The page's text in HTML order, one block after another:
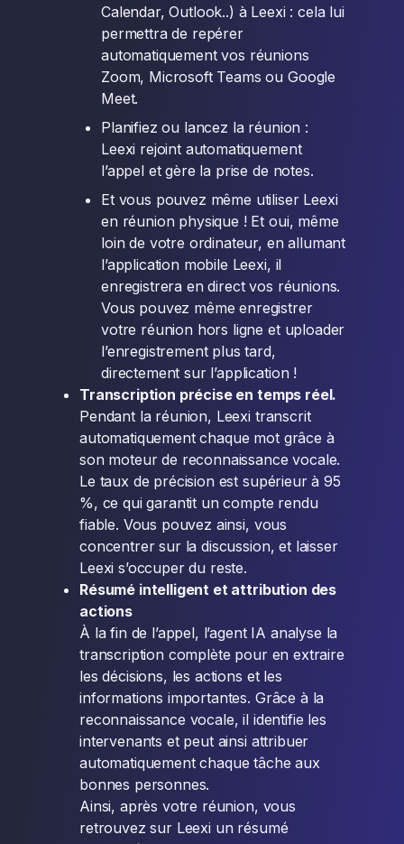
Calendar, Outlook..) à Leexi : cela lui
permettra de repérer
automatiquement vos réunions
Zoom, Microsoft Teams ou Google
Meet.
Planifiez ou lancez la réunion :
Leexi rejoint automatiquement
l’appel et gère la prise de notes.
Et vous pouvez même utiliser Leexi
en réunion physique ! Et oui, même
loin de votre ordinateur, en allumant
l’application mobile Leexi, il
enregistrera en direct vos réunions.
Vous pouvez même enregistrer
votre réunion hors ligne et uploader
l’enregistrement plus tard,
directement sur l’application !
Transcription précise en temps réel.
Pendant la réunion, Leexi transcrit
automatiquement chaque mot grâce à
son moteur de reconnaissance vocale.
Le taux de précision est supérieur à 95
%, ce qui garantit un compte rendu
fiable. Vous pouvez ainsi, vous
concentrer sur la discussion, et laisser
Leexi s’occuper du reste.
Résumé intelligent et attribution des
actions
À la fin de l’appel, l’agent IA analyse la
transcription complète pour en extraire
les décisions, les actions et les
informations importantes. Grâce à la
reconnaissance vocale, il identifie les
intervenants et peut ainsi attribuer
automatiquement chaque tâche aux
bonnes personnes.
Ainsi, après votre réunion, vous
retrouvez sur Leexi un résumé